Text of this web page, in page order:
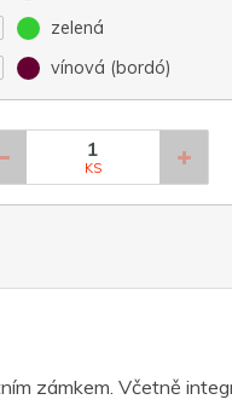
zelená
vínová (bordó)
KS
zámkem. Včetně